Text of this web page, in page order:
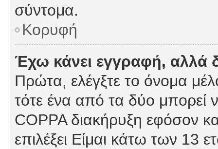
σύντομα.
Κορυφή
Έχω κάνει εγγραφή,
Πρώτα, ελέγξτε το όνομα
τότε ένα από τα δύο μπορεί
COPPA διακήρυξη εφόσον
επιλέξει Είμαι κάτω των 13